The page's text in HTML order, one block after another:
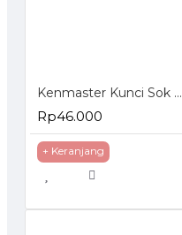
Kenmaster Kunci Sok Set 40 Pcs
Rp46.000
+ Keranjang